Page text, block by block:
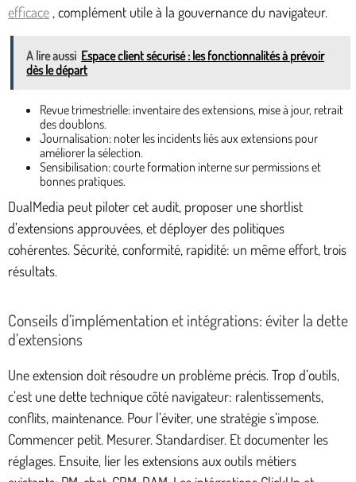
efficace , complément utile à la gouvernance du navigateur.
A lire aussi Espace client sécurisé : les fonctionnalités à prévoir
dès le départ
Revue trimestrielle: inventaire des extensions, mise à jour, retrait
des doublons.
Journalisation: noter les incidents liés aux extensions pour
améliorer la sélection.
Sensibilisation: courte formation interne sur permissions et
bonnes pratiques.
DualMedia peut piloter cet audit, proposer une shortlist
d’extensions approuvées, et déployer des politiques
cohérentes. Sécurité, conformité, rapidité: un même effort, trois
résultats.
Conseils d’implémentation et intégrations: éviter la dette
d’extensions
Une extension doit résoudre un problème précis. Trop d’outils,
c’est une dette technique côté navigateur: ralentissements,
conflits, maintenance. Pour l’éviter, une stratégie s’impose.
Commencer petit. Mesurer. Standardiser. Et documenter les
réglages. Ensuite, lier les extensions aux outils métiers